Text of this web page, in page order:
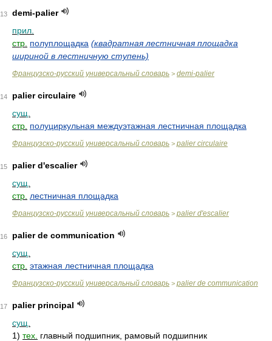
13
demi-palier
прил.
стр. полуплощадка (квадратная лестничная площадка
шириной в лестничную ступень)
Французско-русский универсальный словарь > demi-palier
14
palier circulaire
сущ.
стр. полуциркульная междуэтажная лестничная площадка
Французско-русский универсальный словарь > palier circulaire
15
palier d'escalier
сущ.
стр. лестничная площадка
Французско-русский универсальный словарь > palier d'escalier
16
palier de communication
сущ.
стр. этажная лестничная площадка
Французско-русский универсальный словарь > palier de communication
17
palier principal
сущ.
1) тех. главный подшипник, рамовый подшипник